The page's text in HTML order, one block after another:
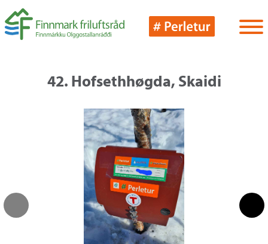
42. Hofsethhøgda, Skaidi